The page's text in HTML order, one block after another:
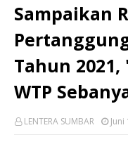
Sampaikan
Tahun
WTP
LENTERA SUMBAR